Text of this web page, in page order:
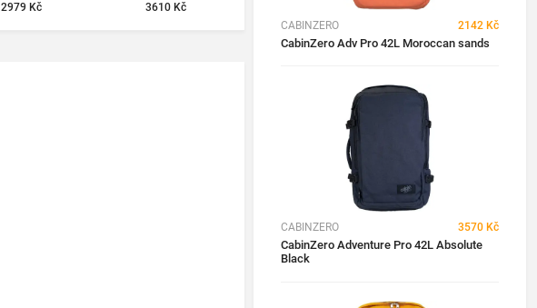
2979 Kč 3610 Kč
CABINZERO 2142 Kč
CabinZero Adv Pro 42L Moroccan sands
CABINZERO 3570 Kč
CabinZero Adventure Pro 42L Absolute
Black